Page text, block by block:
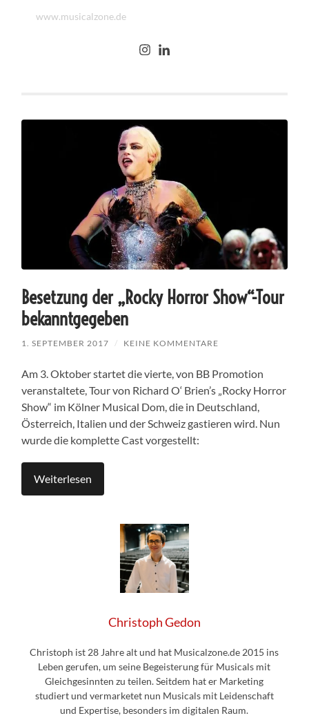
www.musicalzone.de
Besetzung der „Rocky Horror Show“-Tour
bekanntgegeben
1. SEPTEMBER 2017 / KEINE KOMMENTARE
Am 3. Oktober startet die vierte, von BB Promotion
veranstaltete, Tour von Richard O‘ Brien’s „Rocky Horror
Show“ im Kölner Musical Dom, die in Deutschland,
Österreich, Italien und der Schweiz gastieren wird. Nun
wurde die komplette Cast vorgestellt:
Weiterlesen
Christoph Gedon
Christoph ist 28 Jahre alt und hat Musicalzone.de 2015 ins
Leben gerufen, um seine Begeisterung für Musicals mit
Gleichgesinnten zu teilen. Seitdem hat er Marketing
studiert und vermarketet nun Musicals mit Leidenschaft
und Expertise, besonders im digitalen Raum.